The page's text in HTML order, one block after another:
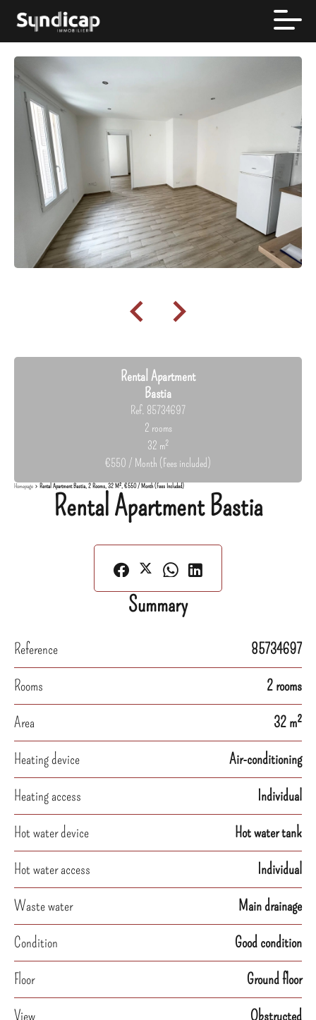
Rental Apartment
Bastia
Ref. 85734697
2 rooms
32 m²
€550 / Month (Fees included)
Homepage Rental Apartment Bastia, 2 Rooms, 32 M², €550 / Month (Fees Included)
Rental Apartment Bastia
Summary
Reference
85734697
Rooms
2 rooms
Area
32 m²
Heating device
Air-conditioning
Heating access
Individual
Hot water device
Hot water tank
Hot water access
Individual
Waste water
Main drainage
Condition
Good condition
Floor
Ground floor
View
Obstructed